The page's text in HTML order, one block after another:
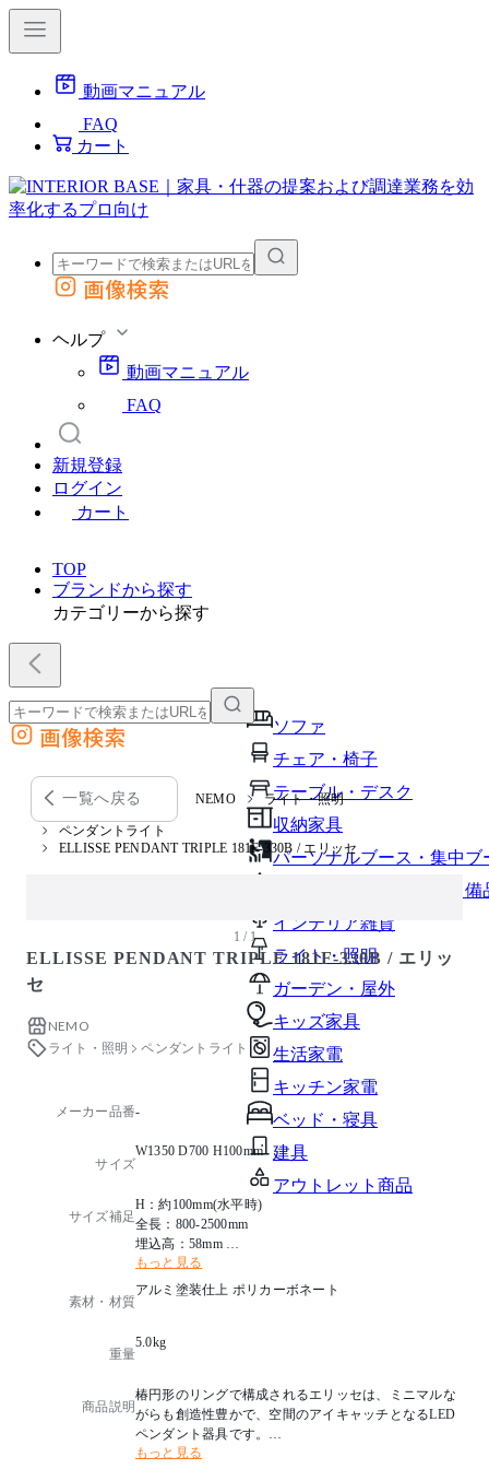
動画マニュアル
FAQ
カート
外部サイトの商品をカートに追加
画像検索
ヘルプ
動画マニュアル
FAQ
新規登録
ログイン
カート
TOP
ブランドから探す
カテゴリーから探す
ソファ
チェア・椅子
テーブル・デスク
収納家具
パーソナルブース・集中ブ
オフィスアクセサリー・備
インテリア雑貨
ライト・照明
ガーデン・屋外
キッズ家具
生活家電
キッチン家電
ベッド・寝具
建具
アウトレット商品
外部サイトの商品をカートに追加
他のサイトで見つけた商品ページのURLを貼り付けて、カートに追加できます
画像検索
一覧へ戻る NEMO ライト・照明
ペンダントライト
ELLISSE PENDANT TRIPLE 181F-330B / エリッセ
1 / 1
ELLISSE PENDANT TRIPLE 181F-330B / エリッ
セ
NEMO
ライト・照明
ペンダントライト
メーカー品番-
サイズ
W1350 D700 H100mm
サイズ補足
H：約100mm(水平時)
全長：800-2500mm
埋込高：58mm
切込寸法：直径200mm
もっと見る
素材・材質
アルミ塗装仕上 ポリカーボネート
重量
5.0kg
商品説明
椿円形のリングで構成されるエリッセは、ミニマルな
がらも創造性豊かで、空間のアイキャッチとなるLED
ペンダント器具です。
ワイヤーの吊長さを調節することで自分だけの配置に
もっと見る